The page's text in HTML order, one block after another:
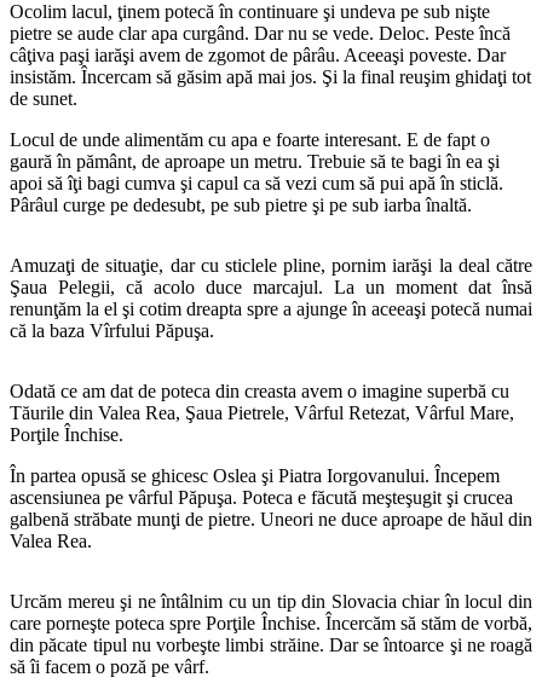
Ocolim lacul, ţinem potecă în continuare şi undeva pe sub nişte
pietre se aude clar apa curgând. Dar nu se vede. Deloc. Peste încă
câţiva paşi iarăşi avem de zgomot de pârâu. Aceeaşi poveste. Dar
insistăm. Încercam să găsim apă mai jos. Şi la final reuşim ghidaţi tot
de sunet.
Locul de unde alimentăm cu apa e foarte interesant. E de fapt o
gaură în pământ, de aproape un metru. Trebuie să te bagi în ea şi
apoi să îţi bagi cumva şi capul ca să vezi cum să pui apă în sticlă.
Pârâul curge pe dedesubt, pe sub pietre şi pe sub iarba înaltă.
Amuzaţi de situaţie, dar cu sticlele pline, pornim iarăşi la deal către
Şaua Pelegii, că acolo duce marcajul. La un moment dat însă
renunţăm la el şi cotim dreapta spre a ajunge în aceeaşi potecă numai
că la baza Vîrfului Păpuşa.
Odată ce am dat de poteca din creasta avem o imagine superbă cu
Tăurile din Valea Rea, Şaua Pietrele, Vârful Retezat, Vârful Mare,
Porţile Închise.
În partea opusă se ghicesc Oslea şi Piatra Iorgovanului. Începem
ascensiunea pe vârful Păpuşa. Poteca e făcută meşteşugit şi crucea
galbenă străbate munţi de pietre. Uneori ne duce aproape de hăul din
Valea Rea.
Urcăm mereu şi ne întâlnim cu un tip din Slovacia chiar în locul din
care porneşte poteca spre Porţile Închise. Încercăm să stăm de vorbă,
din păcate tipul nu vorbeşte limbi străine. Dar se întoarce şi ne roagă
să îi facem o poză pe vârf.